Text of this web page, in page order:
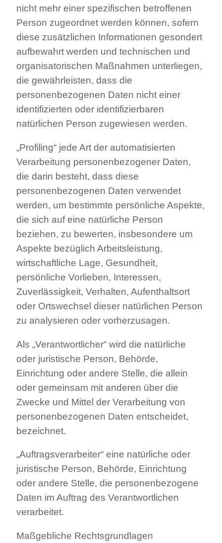
nicht mehr einer spezifischen betroffenen
Person zugeordnet werden können, sofern
diese zusätzlichen Informationen gesondert
aufbewahrt werden und technischen und
organisatorischen Maßnahmen unterliegen,
die gewährleisten, dass die
personenbezogenen Daten nicht einer
identifizierten oder identifizierbaren
natürlichen Person zugewiesen werden.
„Profiling“ jede Art der automatisierten
Verarbeitung personenbezogener Daten,
die darin besteht, dass diese
personenbezogenen Daten verwendet
werden, um bestimmte persönliche Aspekte,
die sich auf eine natürliche Person
beziehen, zu bewerten, insbesondere um
Aspekte bezüglich Arbeitsleistung,
wirtschaftliche Lage, Gesundheit,
persönliche Vorlieben, Interessen,
Zuverlässigkeit, Verhalten, Aufenthaltsort
oder Ortswechsel dieser natürlichen Person
zu analysieren oder vorherzusagen.
Als „Verantwortlicher“ wird die natürliche
oder juristische Person, Behörde,
Einrichtung oder andere Stelle, die allein
oder gemeinsam mit anderen über die
Zwecke und Mittel der Verarbeitung von
personenbezogenen Daten entscheidet,
bezeichnet.
„Auftragsverarbeiter“ eine natürliche oder
juristische Person, Behörde, Einrichtung
oder andere Stelle, die personenbezogene
Daten im Auftrag des Verantwortlichen
verarbeitet.
Maßgebliche Rechtsgrundlagen